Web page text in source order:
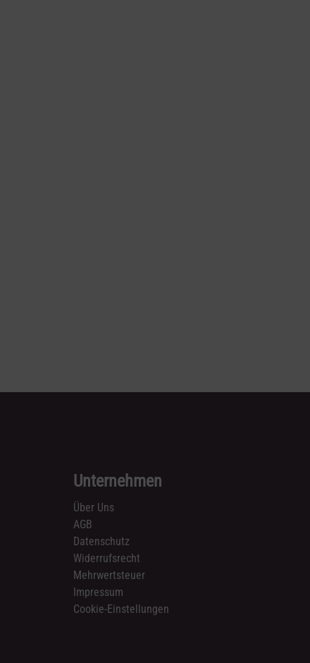
Unternehmen
Über Uns
AGB
Datenschutz
Widerrufsrecht
Mehrwertsteuer
Impressum
Cookie-Einstellungen